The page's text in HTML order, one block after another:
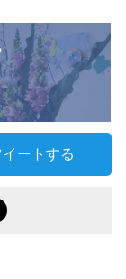
イートする